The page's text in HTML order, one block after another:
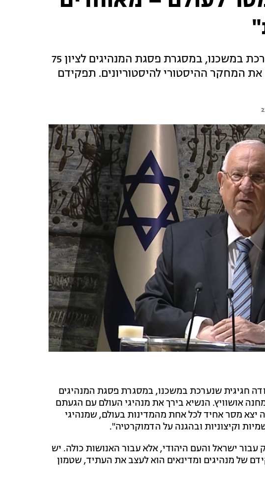
נשיא המדינה נשא דברים בהתכנסות שנערכת במשכנו, במסגרת פסגת המנהיגים לציון 75
המחקר ההיסטורי להיסטוריונים. תפקידם
חגיגית שנערכת במשכנו, במסגרת פסגת המנהיגים
לציון 75 שנים לשחרור מחנה אושוויץ. הנשיא בירך את מנהיגי העולם עם הגעתם
יצא מסר אחיד לכל אחת מהמדינות בעולם, שמנהיגי
וקיצוניות ובהגנה על הדמוקרטיה".
עבור ישראל והעם היהודי, אלא עבור האנושות כולה. יש
של מנהיגים ומדינאים הוא לעצב את העתיד, שטמון